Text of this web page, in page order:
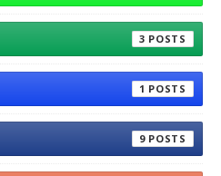
3
1
9